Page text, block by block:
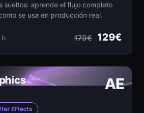
sueltos: aprende el flujo completo
se usa en producción real.
h 179€ 129€
AE
Effects